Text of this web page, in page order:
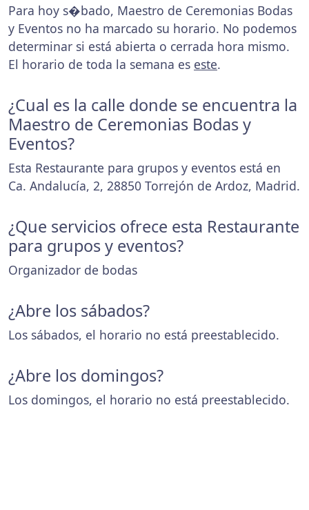
Para hoy s�bado, Maestro de Ceremonias Bodas
y Eventos no ha marcado su horario. No podemos
determinar si está abierta o cerrada hora mismo.
El horario de toda la semana es este.
¿Cual es la calle donde se encuentra la
Maestro de Ceremonias Bodas y
Eventos?
Esta Restaurante para grupos y eventos está en
Ca. Andalucía, 2, 28850 Torrejón de Ardoz, Madrid.
¿Que servicios ofrece esta Restaurante
para grupos y eventos?
Organizador de bodas
¿Abre los sábados?
Los sábados, el horario no está preestablecido.
¿Abre los domingos?
Los domingos, el horario no está preestablecido.